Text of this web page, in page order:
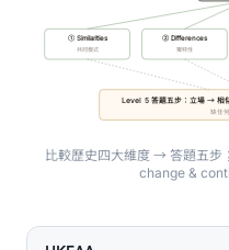
① Similarities
共同模式
② Differences
獨特性
Level 5 答題五步：立場 →
缺任
比較歷史四大維度 → 答題五
change &